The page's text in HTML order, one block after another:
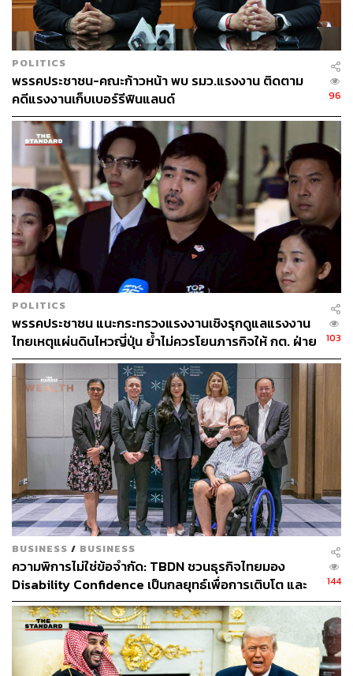
ภาพ:กองทัพอากาศไทย Royal Thai Air Force / Facebook
อ้างอิง:
กองทัพอากาศไทย Royal Thai Air Force
POLITICS
พรรคประชาชน-คณะก้าวหน้า พบ รมว.แรงงาน ติดตาม
คดีแรงงานเก็บเบอร์รีฟินแลนด์
96
POLITICS
พรรคประชาชน แนะกระทรวงแรงงานเชิงรุกดูแลแรงงาน
ไทยเหตุแผ่นดินไหวญี่ปุ่น ย้ำไม่ควรโยนภารกิจให้ กต. ฝ่าย
เดียว
103
BUSINESS / BUSINESS
ความพิการไม่ใช่ข้อจำกัด: TBDN ชวนธุรกิจไทยมอง
Disability Confidence เป็นกลยุทธ์เพื่อการเติบโต และ
อนาคตแรงงานไทย
144